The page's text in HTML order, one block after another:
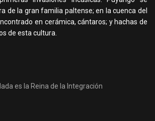
de la gran familia paltense; en la cuenca del
en cerámica, cántaros; y hachas de
de esta cultura.
es la Reina de la Integración